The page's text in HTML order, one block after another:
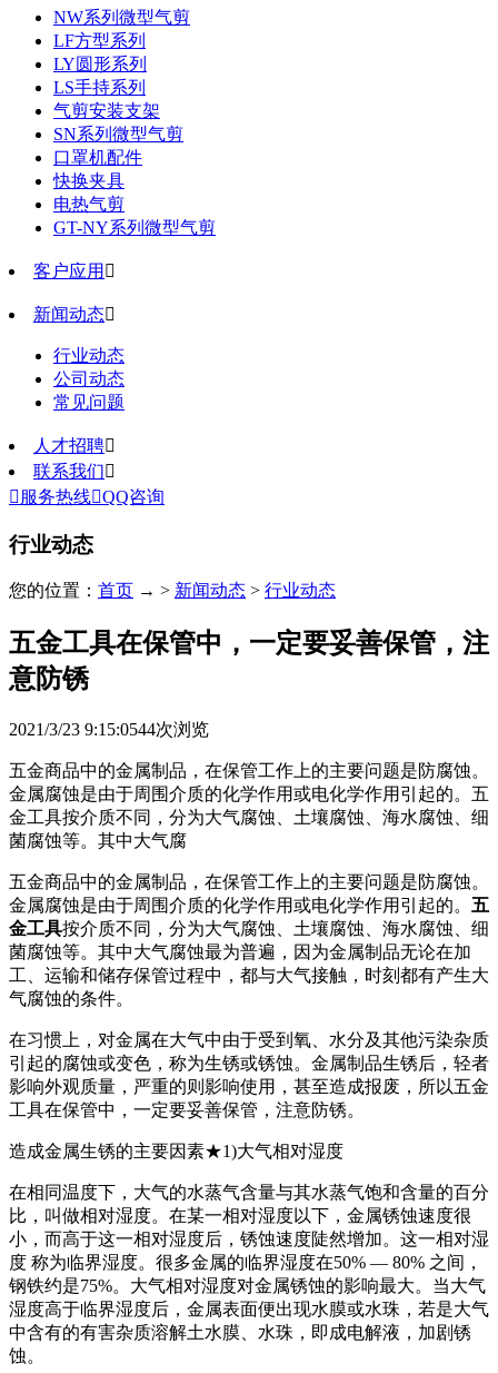
NW系列微型气剪
LF方型系列
LY圆形系列
LS手持系列
气剪安装支架
SN系列微型气剪
口罩机配件
快换夹具
电热气剪
GT-NY系列微型气剪
客户应用 
新闻动态
行业动态
公司动态
常见问题
人才招聘
联系我们
 服务热线QQ咨询
行业动态
您的位置： 首页 → > 新闻动态 > 行业动态
五金工具在保管中，一定要妥善保管，注
意防锈
2021/3/23 9:15:0544次浏览
五金商品中的金属制品，在保管工作上的主要问题是防腐蚀。
金属腐蚀是由于周围介质的化学作用或电化学作用引起的。五
金工具按介质不同，分为大气腐蚀、土壤腐蚀、海水腐蚀、细
菌腐蚀等。其中大气腐
五金商品中的金属制品，在保管工作上的主要问题是防腐蚀。
金属腐蚀是由于周围介质的化学作用或电化学作用引起的。 五
金工具按介质不同，分为大气腐蚀、土壤腐蚀、海水腐蚀、细
菌腐蚀等。其中大气腐蚀最为普遍，因为金属制品无论在加
工、运输和储存保管过程中，都与大气接触，时刻都有产生大
气腐蚀的条件。
在习惯上，对金属在大气中由于受到氧、水分及其他污染杂质
引起的腐蚀或变色，称为生锈或锈蚀。金属制品生锈后，轻者
影响外观质量，严重的则影响使用，甚至造成报废，所以五金
工具在保管中，一定要妥善保管，注意防锈。
造成金属生锈的主要因素★1)大气相对湿度
在相同温度下，大气的水蒸气含量与其水蒸气饱和含量的百分
比，叫做相对湿度。在某一相对湿度以下，金属锈蚀速度很
小，而高于这一相对湿度后，锈蚀速度陡然增加。这一相对湿
度 称为临界湿度。很多金属的临界湿度在50% — 80% 之间，
钢铁约是75%。大气相对湿度对金属锈蚀的影响最大。当大气
湿度高于临界湿度后，金属表面便出现水膜或水珠，若是大气
中含有的有害杂质溶解土水膜、水珠，即成电解液，加剧锈
蚀。